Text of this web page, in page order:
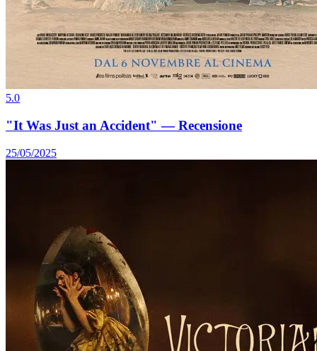
5.0
"It Was Just an Accident" — Recensione
25/05/2025